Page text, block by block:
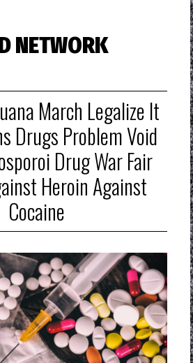
NETWORK
March Legalize It
Drugs Problem Void
Drug War Fair
Heroin Against
Cocaine